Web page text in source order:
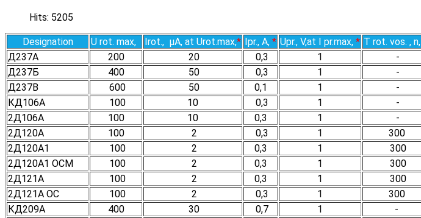
Hits: 5205
Designation U rot. max, Irot., µA, at Urot.max,* Ipr., А, * Upr., V,at I pr.max, * T rot. vos. , n,
Д237А
200 20 0,3 1
-
Д237Б
400 50 0,3 1
-
Д237В
600 50 0,1 1
-
КД106А
100 10 0,3 1
-
2Д106А
100 10 0,3 1
-
2Д120А
100 2 0,3 1
300
2Д120А1
100 2 0,3 1
300
2Д120А1 ОСМ
100 2 0,3 1
300
2Д121А
100 2 0,3 1
300
2Д121А ОС
100 2 0,3 1
300
КД209А
400 30 0,7 1
-